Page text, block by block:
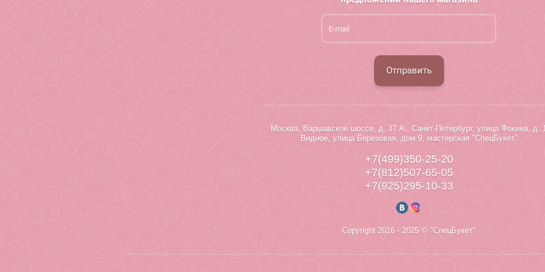
Отправить
Москва, Варшавское шоссе, д. 37 А. Санкт-Петербург, улица Фокина, д.
Видное, улица Березовая, дом 9, мастерская "СпецБукет"
+7(499)350-25-20
+7(812)507-65-05
+7(925)295-10-33
Copyright 2016 - 2025 © "СпецБукет"